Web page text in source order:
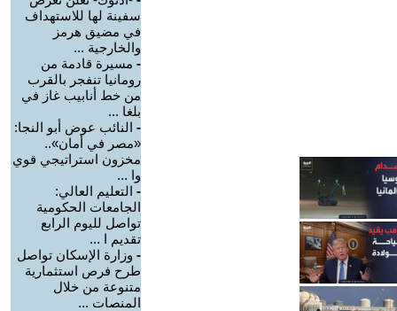
سفينة لها للاستهداف
في مضيق هرمز
والخارجية ...
- مسيرة قادمة من
رومانيا تنفجر بالقرب
من خط أنابيب غاز في
بلغا ...
- النائب عوض أبو النجا:
«مصر في أمان»..
مخزون استراتيجي قوي
وا ...
- التعليم العالي:
الجامعات الحكومية
تواصل لليوم الرابع
تقديم ا ...
- وزارة الإسكان تواصل
طرح فرص استثمارية
متنوعة من خلال
المنصات ...